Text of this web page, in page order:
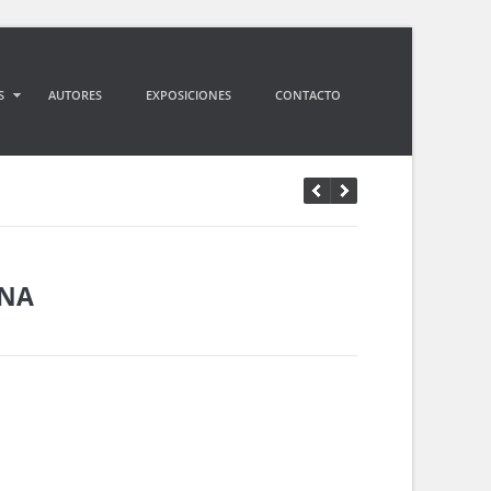
AUTORES EXPOSICIONES CONTACTO